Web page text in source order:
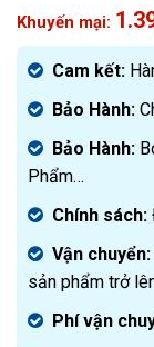
Giá
gốc
là:
Giá
hiện
tại
là:
Cam kết:
Bảo Hành:
Bảo Hành:
Phẩm…
Chính sách:
Vận chuyển:
sản phẩm trở
Phí vận